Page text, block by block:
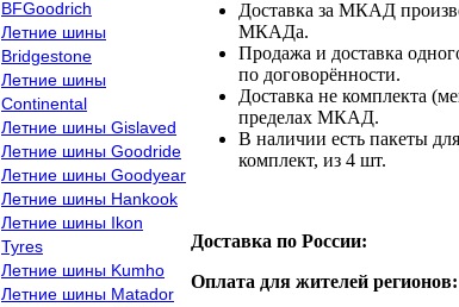
BFGoodrich
Летние шины
Bridgestone
Летние шины
Continental
Летние шины Gislaved
Летние шины Goodride
Летние шины Goodyear
Летние шины Hankook
Летние шины Ikon
Tyres
Летние шины Kumho
Летние шины Matador
Доставка за МКАД
МКАДа.
Продажа и доставка
по договорённости.
Доставка не комплекта
пределах МКАД.
В наличии есть пакеты
комплект, из 4 шт.
Доставка по России:
Оплата для жителей регионов: